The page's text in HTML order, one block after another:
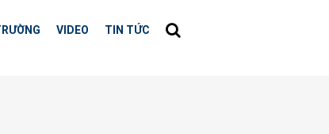
VIDEO TIN TỨC